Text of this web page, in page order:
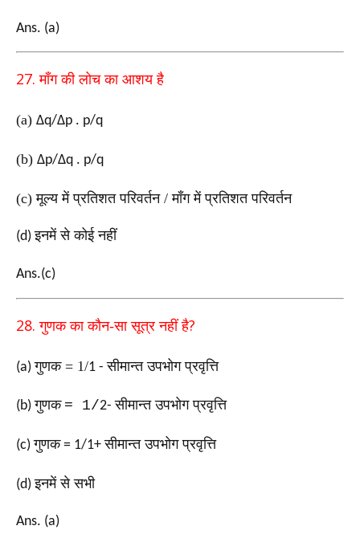
Ans. (a)
27.माँग की लोच का आशय है
(a) ∆q/∆p . p/q
(b) ∆p/∆q . p/q
(c)मूल्य में प्रतिशत परिवर्तन/माँग में प्रतिशत परिवर्तन
(d)इनमें से कोई नहीं
Ans.(c)
28.गुणक का कौन-सा सूत्र नहीं है?
(a)गुणक = 1/1 -सीमान्त उपभोग प्रवृत्ति
(b)गुणक = 1/2-सीमान्त उपभोग प्रवृत्ति
(c)गुणक = 1/1+सीमान्त उपभोग प्रवृत्ति
(d)इनमें से सभी
Ans. (a)